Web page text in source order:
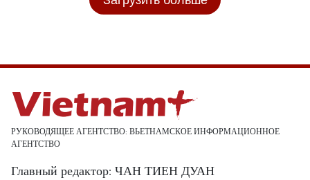
РУКОВОДЯЩЕЕ АГЕНТСТВО: ВЬЕТНАМСКОЕ ИНФОРМАЦИОННОЕ
АГЕНТСТВО
Главный редактор: ЧАН ТИЕН ДУАН